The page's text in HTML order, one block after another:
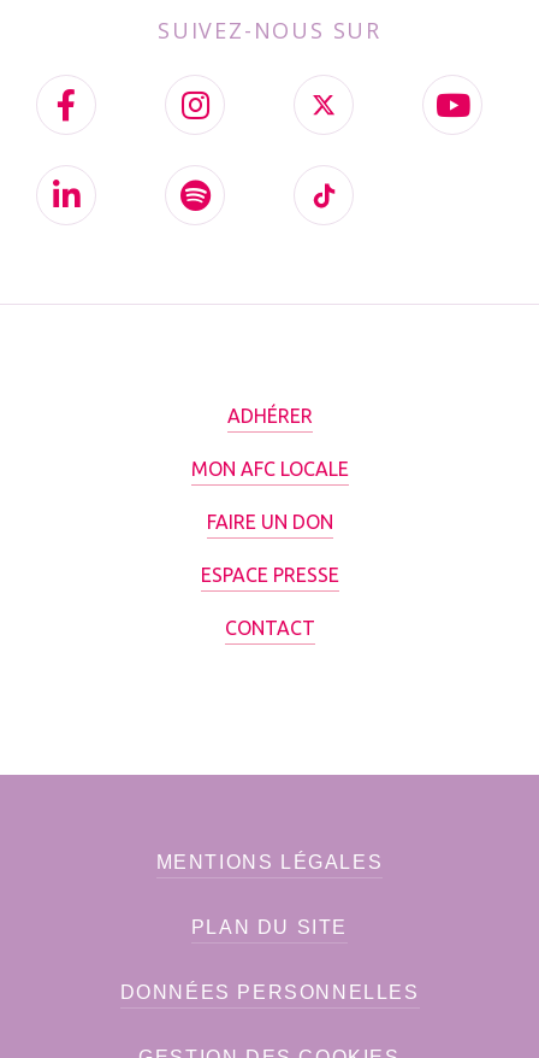
SUIVEZ-NOUS SUR
ADHÉRER
MON AFC LOCALE
FAIRE UN DON
ESPACE PRESSE
CONTACT
MENTIONS LÉGALES
PLAN DU SITE
DONNÉES PERSONNELLES